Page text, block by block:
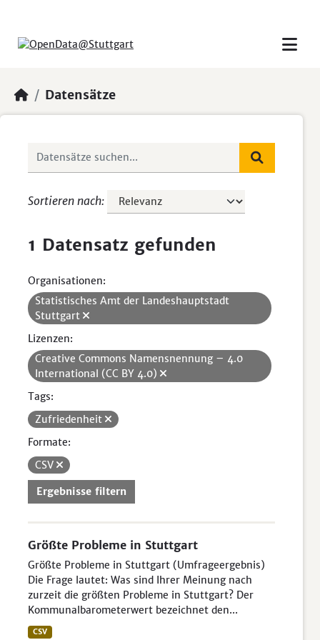
Datensätze
Sortieren nach
1 Datensatz gefunden
Organisationen:
Statistisches Amt der Landeshauptstadt
Stuttgart
Lizenzen:
Creative Commons Namensnennung – 4.0
International (CC BY 4.0)
Tags:
Zufriedenheit
Formate:
CSV
Ergebnisse filtern
Größte Probleme in Stuttgart
Größte Probleme in Stuttgart (Umfrageergebnis)
Die Frage lautet: Was sind Ihrer Meinung nach
zurzeit die größten Probleme in Stuttgart? Der
Kommunalbarometerwert bezeichnet den...
CSV